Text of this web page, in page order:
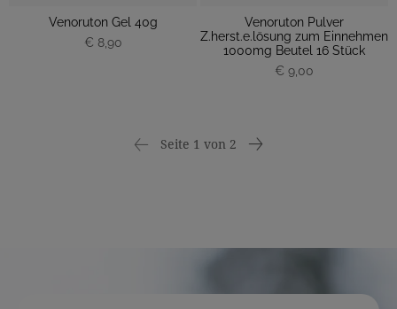
Venoruton Gel 40g
€ 8,90
Venoruton Pulver
Z.herst.e.lösung zum Einnehmen
1000mg Beutel 16 Stück
€ 9,00
Seite 1 von 2